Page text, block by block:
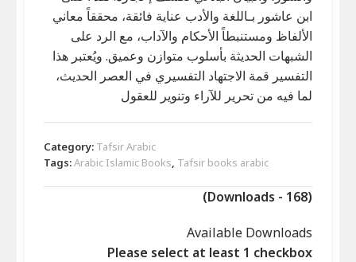
ابن عاشور بـاللغة والأدب عناية فائقة، محققاً معاني
الألفاظ ومستنبطاً الأحكام والآداب، مع الرد على
الشبهات الحديثة بأسلوب متوازن وعميق. ويُعتبر هذا
التفسير قمة الاجتهاد التفسيري في العصر الحديث،
لما فيه من تحرير للآراء وتنوير للعقول
Category: Tafsir Arabic
Tags:Arabic Islamic Books, Tafsir books arabic
(Downloads - 168)
Available Downloads
Please select at least 1 checkbox